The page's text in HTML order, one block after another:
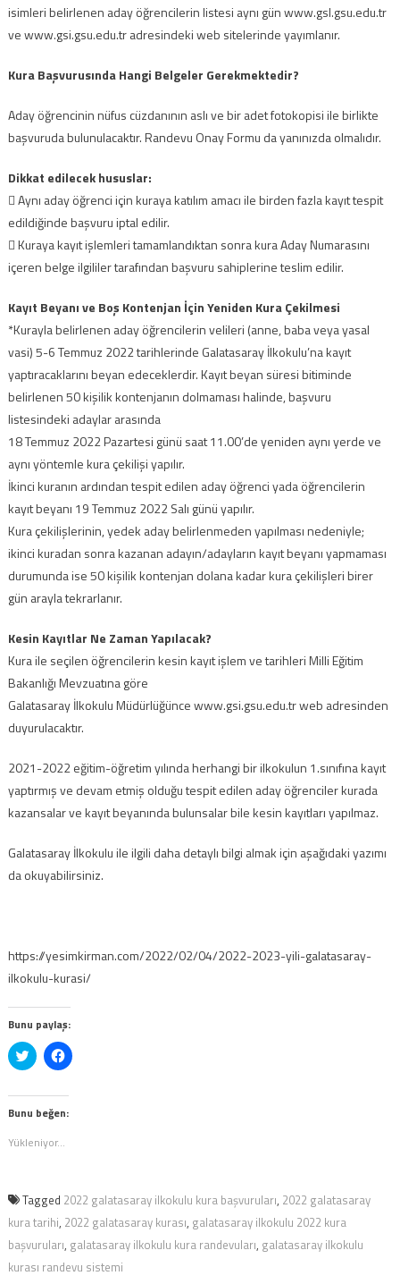
isimleri belirlenen aday öğrencilerin listesi aynı gün www.gsl.gsu.edu.tr
ve www.gsi.gsu.edu.tr adresindeki web sitelerinde yayımlanır.
Kura Başvurusında Hangi Belgeler Gerekmektedir?
Aday öğrencinin nüfus cüzdanının aslı ve bir adet fotokopisi ile birlikte
başvuruda bulunulacaktır. Randevu Onay Formu da yanınızda olmalıdır.
Dikkat edilecek hususlar:
 Aynı aday öğrenci için kuraya katılım amacı ile birden fazla kayıt tespit
edildiğinde başvuru iptal edilir.
 Kuraya kayıt işlemleri tamamlandıktan sonra kura Aday Numarasını
içeren belge ilgililer tarafından başvuru sahiplerine teslim edilir.
Kayıt Beyanı ve Boş Kontenjan İçin Yeniden Kura Çekilmesi
*Kurayla belirlenen aday öğrencilerin velileri (anne, baba veya yasal
vasi) 5-6 Temmuz 2022 tarihlerinde Galatasaray İlkokulu’na kayıt
yaptıracaklarını beyan edeceklerdir. Kayıt beyan süresi bitiminde
belirlenen 50 kişilik kontenjanın dolmaması halinde, başvuru
listesindeki adaylar arasında
18 Temmuz 2022 Pazartesi günü saat 11.00’de yeniden aynı yerde ve
aynı yöntemle kura çekilişi yapılır.
İkinci kuranın ardından tespit edilen aday öğrenci yada öğrencilerin
kayıt beyanı 19 Temmuz 2022 Salı günü yapılır.
Kura çekilişlerinin, yedek aday belirlenmeden yapılması nedeniyle;
ikinci kuradan sonra kazanan adayın/adayların kayıt beyanı yapmaması
durumunda ise 50 kişilik kontenjan dolana kadar kura çekilişleri birer
gün arayla tekrarlanır.
Kesin Kayıtlar Ne Zaman Yapılacak?
Kura ile seçilen öğrencilerin kesin kayıt işlem ve tarihleri Milli Eğitim
Bakanlığı Mevzuatına göre
Galatasaray İlkokulu Müdürlüğünce www.gsi.gsu.edu.tr web adresinden
duyurulacaktır.
2021-2022 eğitim-öğretim yılında herhangi bir ilkokulun 1.sınıfına kayıt
yaptırmış ve devam etmiş olduğu tespit edilen aday öğrenciler kurada
kazansalar ve kayıt beyanında bulunsalar bile kesin kayıtları yapılmaz.
Galatasaray İlkokulu ile ilgili daha detaylı bilgi almak için aşağıdaki yazımı
da okuyabilirsiniz.
https://yesimkirman.com/2022/02/04/2022-2023-yili-galatasaray-
ilkokulu-kurasi/
Bunu paylaş:
Twitter
üzerinde
tıklayın
(Yeni
pencerede
Facebook'ta
paylaşmak
(Yeni
pencerede
Bunu beğen:
Yükleniyor...
Tagged 2022 galatasaray ilkokulu kura başvuruları, 2022 galatasaray
kura tarihi, 2022 galatasaray kurası, galatasaray ilkokulu 2022 kura
başvuruları, galatasaray ilkokulu kura randevuları, galatasaray ilkokulu
kurası randevu sistemi